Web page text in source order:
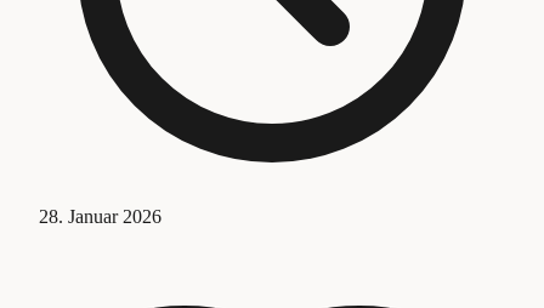
28. Januar 2026